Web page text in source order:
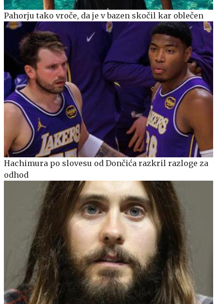
Pahorju tako vroče, da je v bazen skočil kar oblečen
Hachimura po slovesu od Dončića razkril razloge za
odhod